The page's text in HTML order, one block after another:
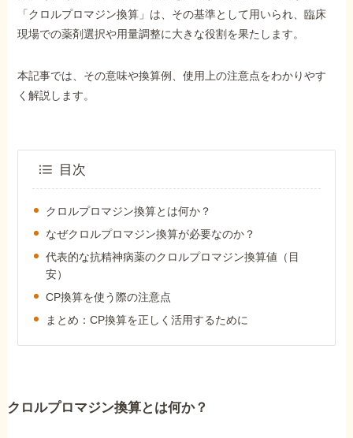
障害年金の基礎知識
障害年金の金額
障害年金コラム
お知らせ
お客様からの感謝のお手紙
「クロルプロマジン換算」は、その基準として用いられ、臨床
現場での薬剤選択や用量調整に大きな役割を果たします。
本記事では、その意味や換算例、使用上の注意点をわかりやす
く解説します。
目次
クロルプロマジン換算とは何か？
なぜクロルプロマジン換算が必要なのか？
代表的な抗精神病薬のクロルプロマジン換算値（目
安）
CP換算を使う際の注意点
まとめ：CP換算を正しく活用するために
クロルプロマジン換算とは何か？